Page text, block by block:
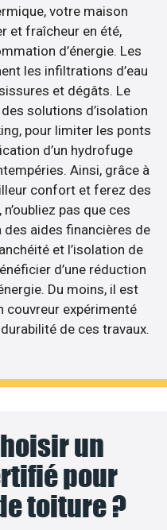
votre maison
et fraîcheur en été,
d’énergie. Les
les infiltrations d’eau
et dégâts. Le
solutions d’isolation
pour limiter les ponts
d’un hydrofuge
Ainsi, grâce à
confort et ferez des
pas que ces
aides financières de
et l’isolation de
d’une réduction
Du moins, il est
couvreur expérimenté
de ces travaux.
un
pour
toiture ?